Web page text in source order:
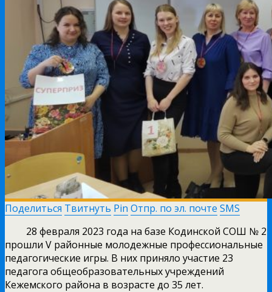
Поделиться Твитнуть Pin Отпр. по эл. почте SMS
28 февраля 2023 года на базе Кодинской СОШ № 2
прошли V районные молодежные профессиональные
педагогические игры. В них приняло участие 23
педагога общеобразовательных учреждений
Кежемского района в возрасте до 35 лет.